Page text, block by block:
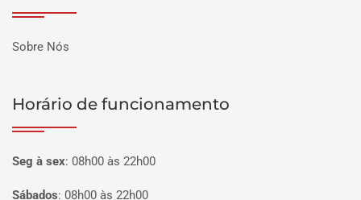
Sobre Nós
Horário de funcionamento
Seg à sex: 08h00 às 22h00
Sábados: 08h00 às 22h00